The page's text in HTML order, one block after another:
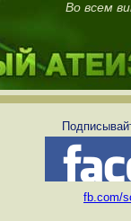
Во всем
fb.com/